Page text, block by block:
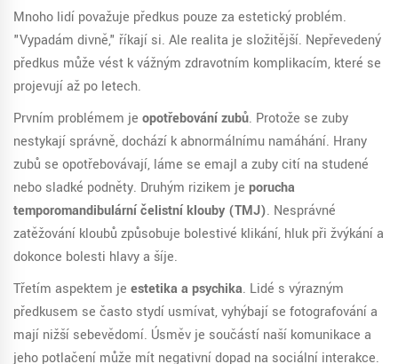
Mnoho lidí považuje předkus pouze za estetický problém.
"Vypadám divně," říkají si. Ale realita je složitější. Nepřevedený
předkus může vést k vážným zdravotním komplikacím, které se
projevují až po letech.
Prvním problémem je opotřebování zubů. Protože se zuby
nestykají správně, dochází k abnormálnímu namáhání. Hrany
zubů se opotřebovávají, láme se emajl a zuby cití na studené
nebo sladké podněty. Druhým rizikem je porucha
temporomandibulární čelistní klouby (TMJ). Nesprávné
zatěžování kloubů způsobuje bolestivé klikání, hluk při žvýkání a
dokonce bolesti hlavy a šíje.
Třetím aspektem je estetika a psychika. Lidé s výrazným
předkusem se často stydí usmívat, vyhýbají se fotografování a
mají nižší sebevědomí. Úsměv je součástí naší komunikace a
jeho potlačení může mít negativní dopad na sociální interakce.